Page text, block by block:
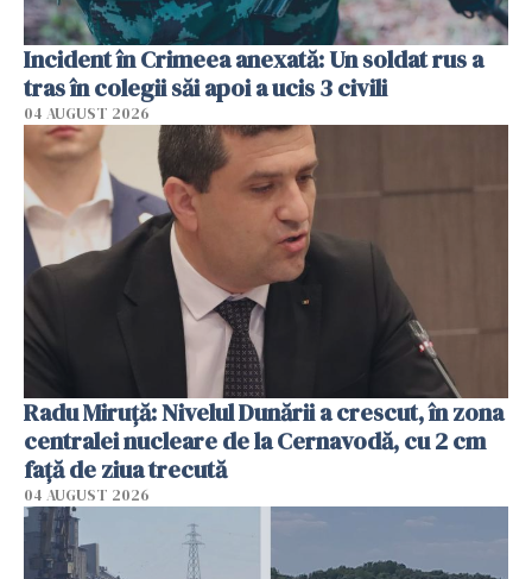
Incident în Crimeea anexată: Un soldat rus a
tras în colegii săi apoi a ucis 3 civili
04 AUGUST 2026
Radu Miruţă: Nivelul Dunării a crescut, în zona
centralei nucleare de la Cernavodă, cu 2 cm
faţă de ziua trecută
04 AUGUST 2026